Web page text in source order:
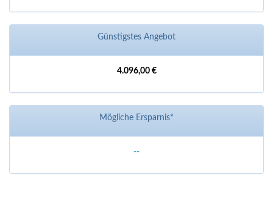
Günstigstes Angebot
4.096,00 €
Mögliche Ersparnis*
--